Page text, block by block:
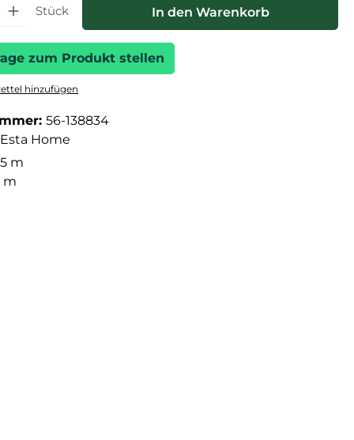
Stück In den Warenkorb
zum Produkt stellen
hinzufügen
56-138834
Esta Home
m
m